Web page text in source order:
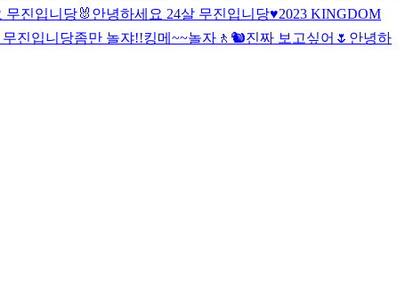
무진입니당🐰 안녕하세요 24살 무진입니당♥2023 KINGDOM
진입니당좀만 놀쟈!!킹메~~놀자 🚶 🐿진짜 보고싶어🌷 안녕하